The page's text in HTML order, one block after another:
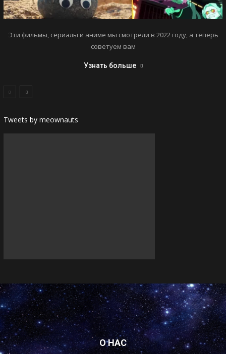
Эти фильмы, сериалы и аниме мы смотрели в 2022 году, а теперь
советуем вам
Узнать больше
Tweets by meownauts
О НАС